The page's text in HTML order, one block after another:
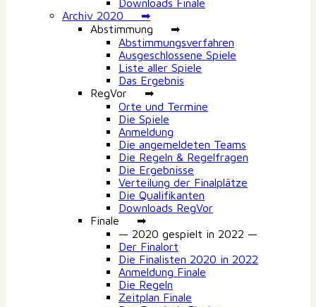
Downloads Finale
Archiv 2020 ➡
Abstimmung ➡
Abstimmungsverfahren
Ausgeschlossene Spiele
Liste aller Spiele
Das Ergebnis
RegVor ➡
Orte und Termine
Die Spiele
Anmeldung
Die angemeldeten Teams
Die Regeln & Regelfragen
Die Ergebnisse
Verteilung der Finalplätze
Die Qualifikanten
Downloads RegVor
Finale ➡
— 2020 gespielt in 2022 —
Der Finalort
Die Finalisten 2020 in 2022
Anmeldung Finale
Die Regeln
Zeitplan Finale